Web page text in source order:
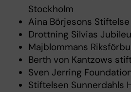
Stockholm
Aina Börjesons Stiftelse
Drottning Silvias
Majblommans
Berth von Kantzows
Sven Jerring
Stiftelsen Sunnerdahls